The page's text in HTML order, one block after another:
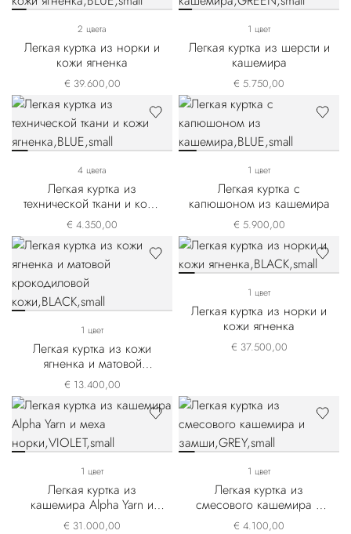
2 цвета
Легкая куртка из норки и
кожи ягненка
€ 39.600,00
1 цвет
Легкая куртка из шерсти и
кашемира
€ 5.750,00
4 цвета
Легкая куртка из
технической ткани и кожи
ягненка
€ 4.350,00
1 цвет
Легкая куртка с
капюшоном из кашемира
€ 5.900,00
1 цвет
Легкая куртка из кожи
ягненка и матовой
крокодиловой кожи
€ 13.400,00
1 цвет
Легкая куртка из норки и
кожи ягненка
€ 37.500,00
1 цвет
Легкая куртка из
кашемира Alpha Yarn и
меха норки
€ 31.000,00
1 цвет
Легкая куртка из
смесового кашемира и
замши
€ 4.100,00